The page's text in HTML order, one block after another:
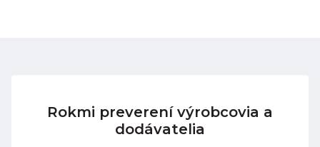
Rokmi preverení výrobcovia a
dodávatelia